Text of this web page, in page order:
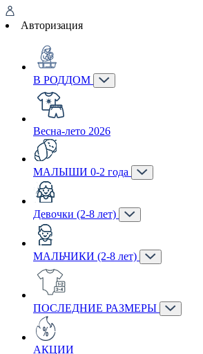
Авторизация
В РОДДОМ
Весна-лето 2026
МАЛЫШИ 0-2 года
Девочки (2-8 лет)
МАЛЬЧИКИ (2-8 лет)
ПОСЛЕДНИЕ РАЗМЕРЫ
АКЦИИ